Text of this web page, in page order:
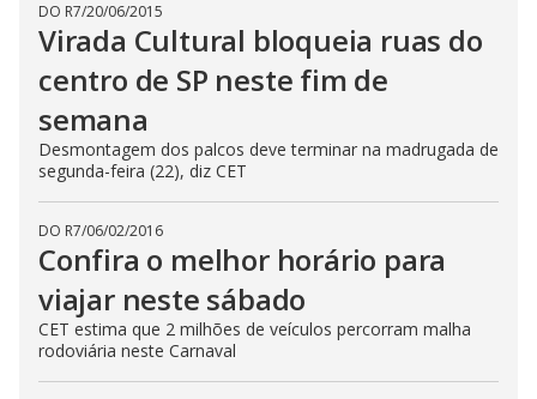
DO R7/20/06/2015
Virada Cultural bloqueia ruas do
centro de SP neste fim de
semana
Desmontagem dos palcos deve terminar na madrugada de
segunda-feira (22), diz CET
DO R7/06/02/2016
Confira o melhor horário para
viajar neste sábado
CET estima que 2 milhões de veículos percorram malha
rodoviária neste Carnaval